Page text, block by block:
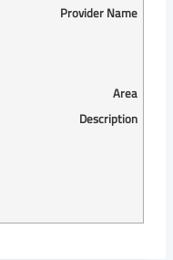
Provider Name
Area
Description